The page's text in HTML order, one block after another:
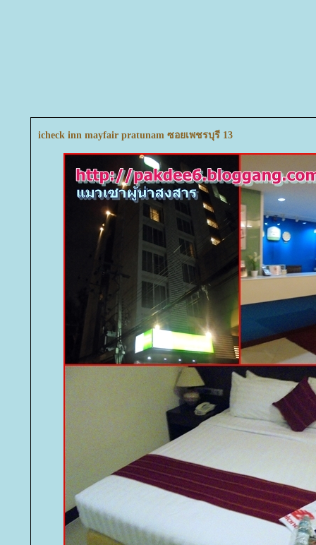
icheck inn mayfair pratunam ซอยเพชรบุรี 13